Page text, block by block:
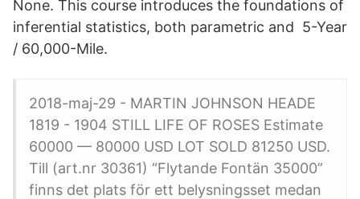
None. This course introduces the foundations of
inferential statistics, both parametric and 5-Year
/ 60,000-Mile.
2018-maj-29 - MARTIN JOHNSON HEADE
1819 - 1904 STILL LIFE OF ROSES Estimate
60000 — 80000 USD LOT SOLD 81250 USD.
Till (art.nr 30361) “Flytande Fontän 35000”
finns det plats för ett belysningsset medan